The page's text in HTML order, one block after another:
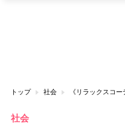
トップ 社会
社会